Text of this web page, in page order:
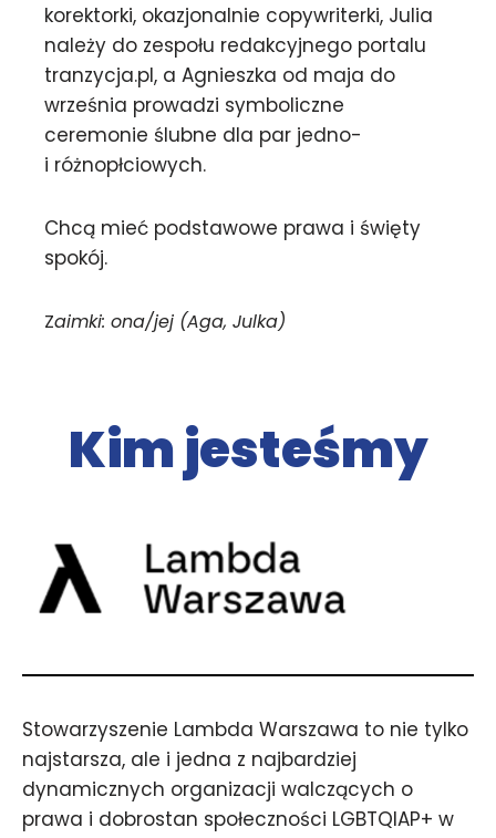
korektorki, okazjonalnie copywriterki, Julia
należy do zespołu redakcyjnego portalu
tranzycja.pl, a Agnieszka od maja do
września prowadzi symboliczne
ceremonie ślubne dla par jedno-
i różnopłciowych.
Chcą mieć podstawowe prawa i święty
spokój.
Zaimki: ona/jej (Aga, Julka)
Kim jesteśmy
Stowarzyszenie Lambda Warszawa to nie tylko
najstarsza, ale i jedna z najbardziej
dynamicznych organizacji walczących o
prawa i dobrostan społeczności LGBTQIAP+ w